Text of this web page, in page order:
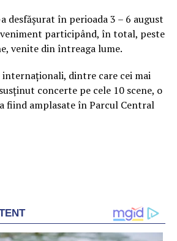
desfăşurat în perioada 3 – 6 august
participând, în total, peste
venite din întreaga lume.
dintre care cei mai
concerte pe cele 10 scene, o
fiind amplasate în Parcul Central